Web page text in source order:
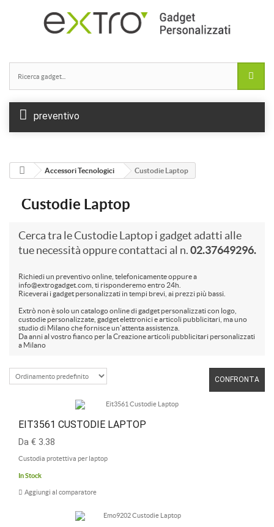
preventivo
Accessori Tecnologici Custodie Laptop
Custodie Laptop
Cerca tra le Custodie Laptop i gadget adatti alle
tue necessità oppure contattaci al n.02.37649296.
Richiedi un preventivo online, telefonicamente oppure a
info@extrogadget.com, ti risponderemo entro 24h.
Riceverai i gadget personalizzati in tempi brevi, ai prezzi più bassi.
Extrò non è solo un catalogo online di gadget personalizzati con logo,
custodie personalizzate, gadget elettronici e articoli pubblicitari, ma uno
studio di Milano che fornisce un'attenta assistenza.
Da anni al vostro fianco per la Creazione articoli pubblicitari personalizzati
a Milano
CONFRONTA
EIT3561 CUSTODIE LAPTOP
Da € 3.38
Custodia protettiva per laptop
In Stock
Aggiungi al comparatore